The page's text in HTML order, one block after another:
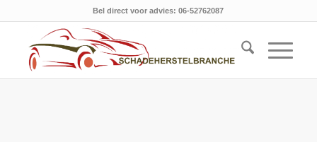
Bel direct voor advies: 06-52762087